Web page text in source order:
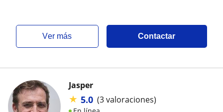
ver más Contactar
Jasper
★ 5.0 (3 valoraciones)